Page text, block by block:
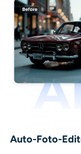
Auto-Foto-